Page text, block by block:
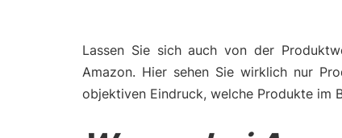
Lassen Sie sich auch von der
Amazon. Hier sehen Sie wirklich nur
objektiven Eindruck, welche Produkte im